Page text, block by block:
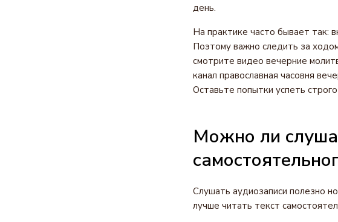
день.
На практике часто бывает так:
Поэтому важно следить за
смотрите видео вечерние
канал православная часовня
Оставьте попытки успеть
Можно ли
Слушать аудиозаписи полезно
лучше читать текст